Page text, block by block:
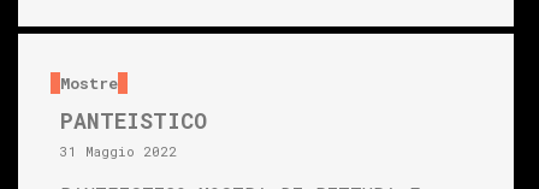
Mostre
PANTEISTICO
31 Maggio 2022